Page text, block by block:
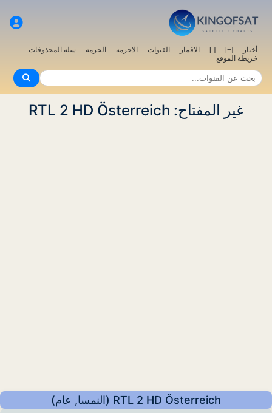
أخبار [+]
[-] الاقمار القنوات الاحزمة الحزمة
سلة المحذوفات
خريطة الموقع
غير المفتاح: RTL 2 HD Österreich
RTL 2 HD Österreich (النمسا, عام)